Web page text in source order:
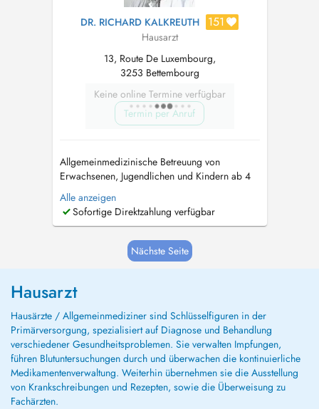
DR. RICHARD KALKREUTH 151
Hausarzt
13, Route De Luxembourg,
3253 Bettembourg
Keine online Termine verfügbar
Termin per Anruf
Allgemeinmedizinische Betreuung von
Erwachsenen, Jugendlichen und Kindern ab 4
Jahren. Apparative Diagnostik mittels EKG und
Sonographie. Rollstuhlgerechter Zugang
vorhanden. Bescheinigungen für Führerschein
Sprechstunde nach Vereinbarung Consult...
Alle anzeigen
Sofortige Direktzahlung verfügbar
Nächste Seite
Hausarzt
Hausärzte / Allgemeinmediziner sind Schlüsselfiguren in der
Primärversorgung, spezialisiert auf Diagnose und Behandlung
verschiedener Gesundheitsproblemen. Sie verwalten Impfungen,
führen Blutuntersuchungen durch und überwachen die kontinuierliche
Medikamentenverwaltung. Weiterhin übernehmen sie die Ausstellung
von Krankschreibungen und Rezepten, sowie die Überweisung zu
Fachärzten.